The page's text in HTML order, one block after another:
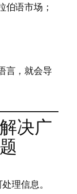
伯语市场；
言，就会导
决广
理信息。